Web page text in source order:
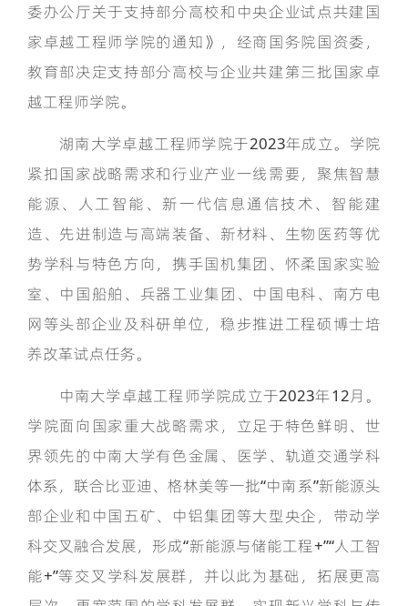
委办公厅关于支持部分高校和中央企业试点共建国
家卓越工程师学院的通知》，经商国务院国资委，
教育部决定支持部分高校与企业共建第三批国家卓
越工程师学院。
湖南大学卓越工程师学院于2023年成立。学院
紧扣国家战略需求和行业产业一线需要，聚焦智慧
能源、人工智能、新一代信息通信技术、智能建
造、先进制造与高端装备、新材料、生物医药等优
势学科与特色方向，携手国机集团、怀柔国家实验
室、中国船舶、兵器工业集团、中国电科、南方电
网等头部企业及科研单位，稳步推进工程硕博士培
养改革试点任务。
中南大学卓越工程师学院成立于2023年12月。
学院面向国家重大战略需求，立足于特色鲜明、世
界领先的中南大学有色金属、医学、轨道交通学科
体系，联合比亚迪、格林美等一批“中南系”新能源头
部企业和中国五矿、中铝集团等大型央企，带动学
科交叉融合发展，形成“新能源与储能工程+”“人工智
能+”等交叉学科发展群，并以此为基础，拓展更高